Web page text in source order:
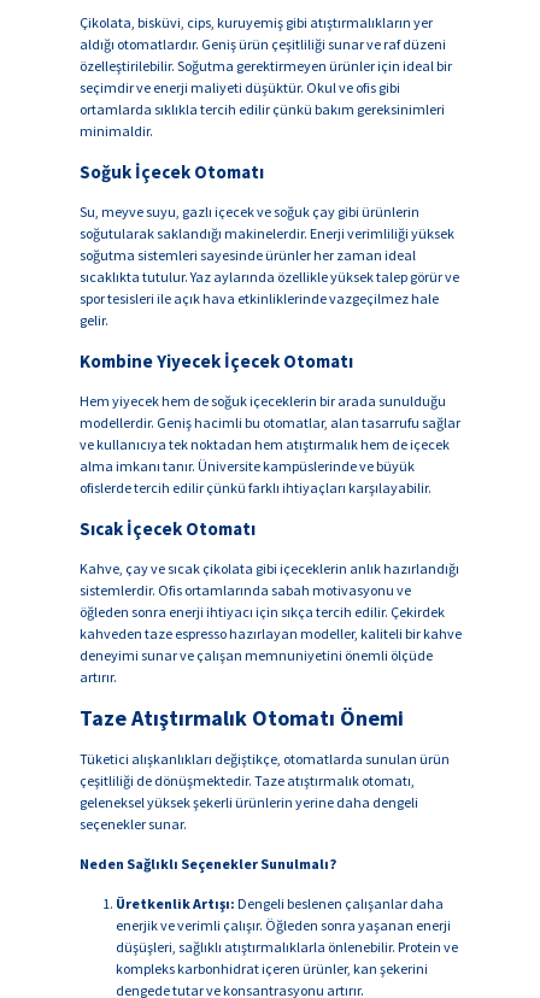
Çikolata, bisküvi, cips, kuruyemiş gibi atıştırmalıkların yer
aldığı otomatlardır. Geniş ürün çeşitliliği sunar ve raf düzeni
özelleştirilebilir. Soğutma gerektirmeyen ürünler için ideal bir
seçimdir ve enerji maliyeti düşüktür. Okul ve ofis gibi
ortamlarda sıklıkla tercih edilir çünkü bakım gereksinimleri
minimaldir.
Soğuk İçecek Otomatı
Su, meyve suyu, gazlı içecek ve soğuk çay gibi ürünlerin
soğutularak saklandığı makinelerdir. Enerji verimliliği yüksek
soğutma sistemleri sayesinde ürünler her zaman ideal
sıcaklıkta tutulur. Yaz aylarında özellikle yüksek talep görür ve
spor tesisleri ile açık hava etkinliklerinde vazgeçilmez hale
gelir.
Kombine Yiyecek İçecek Otomatı
Hem yiyecek hem de soğuk içeceklerin bir arada sunulduğu
modellerdir. Geniş hacimli bu otomatlar, alan tasarrufu sağlar
ve kullanıcıya tek noktadan hem atıştırmalık hem de içecek
alma imkanı tanır. Üniversite kampüslerinde ve büyük
ofislerde tercih edilir çünkü farklı ihtiyaçları karşılayabilir.
Sıcak İçecek Otomatı
Kahve, çay ve sıcak çikolata gibi içeceklerin anlık hazırlandığı
sistemlerdir. Ofis ortamlarında sabah motivasyonu ve
öğleden sonra enerji ihtiyacı için sıkça tercih edilir. Çekirdek
kahveden taze espresso hazırlayan modeller, kaliteli bir kahve
deneyimi sunar ve çalışan memnuniyetini önemli ölçüde
artırır.
Taze Atıştırmalık Otomatı Önemi
Tüketici alışkanlıkları değiştikçe, otomatlarda sunulan ürün
çeşitliliği de dönüşmektedir. Taze atıştırmalık otomatı,
geleneksel yüksek şekerli ürünlerin yerine daha dengeli
seçenekler sunar.
Neden Sağlıklı Seçenekler Sunulmalı?
Üretkenlik Artışı: Dengeli beslenen çalışanlar daha
enerjik ve verimli çalışır. Öğleden sonra yaşanan enerji
düşüşleri, sağlıklı atıştırmalıklarla önlenebilir. Protein ve
kompleks karbonhidrat içeren ürünler, kan şekerini
dengede tutar ve konsantrasyonu artırır.